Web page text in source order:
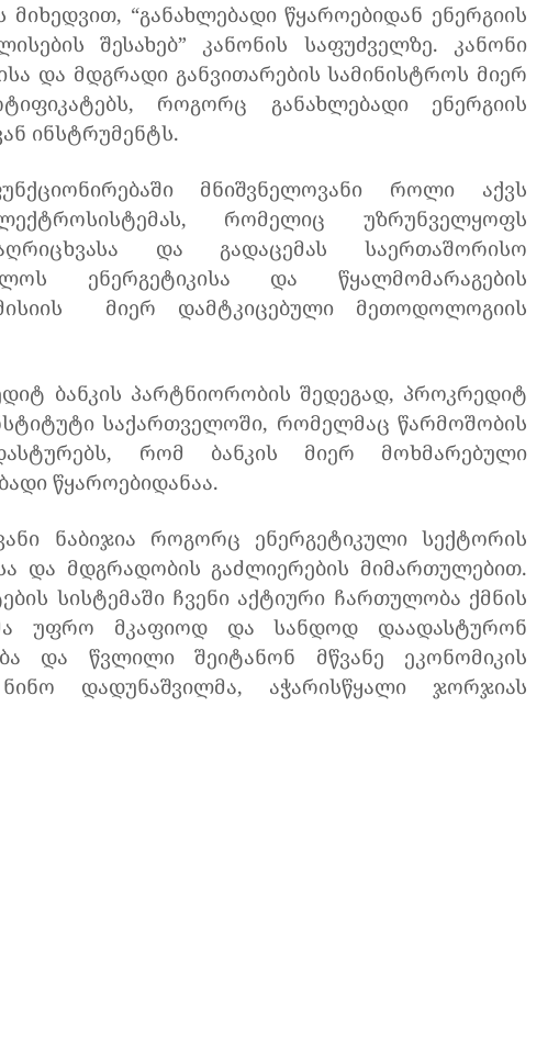
მიხედვით, “განახლებადი წყაროებიდან ენერგიის
შესახებ” კანონის საფუძველზე. კანონი
და მდგრადი განვითარების სამინისტროს მიერ
როგორც განახლებადი ენერგიის
ინსტრუმენტს.
მნიშვნელოვანი როლი აქვს
რომელიც უზრუნველყოფს
და გადაცემას საერთაშორისო
ენერგეტიკისა და წყალმომარაგების
მიერ დამტკიცებული მეთოდოლოგიის
ბანკის პარტნიორობის შედეგად, პროკრედიტ
საქართველოში, რომელმაც წარმოშობის
რომ ბანკის მიერ მოხმარებული
წყაროებიდანაა.
ნაბიჯია როგორც ენერგეტიკული სექტორის
და მდგრადობის გაძლიერების მიმართულებით.
სისტემაში ჩვენი აქტიური ჩართულობა ქმნის
უფრო მკაფიოდ და სანდოდ დაადასტურონ
და წვლილი შეიტანონ მწვანე ეკონომიკის
დადუნაშვილმა, აჭარისწყალი ჯორჯიას